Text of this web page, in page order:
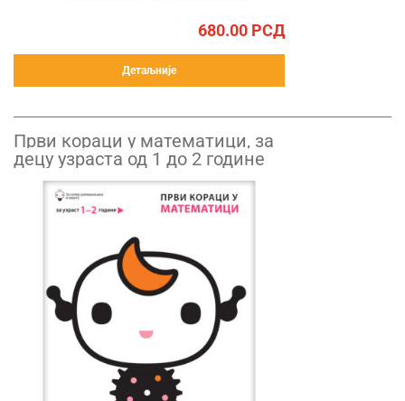
680.00 РСД
Детаљније
Први кораци у математици, за
децу узраста од 1 до 2 године